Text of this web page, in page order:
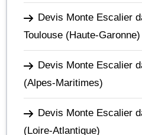
Devis Monte Escalier
Toulouse (Haute-Garonne)
Devis Monte Escalier
(Alpes-Maritimes)
Devis Monte Escalier
(Loire-Atlantique)